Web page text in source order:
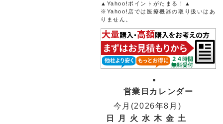
▲Yahoo!ポイントがたまる！▲
※Yahoo!店では医療機器の取り扱いはあ
りません。
営業日カレンダー
今月(2026年8月)
日
月 火 水 木 金 土